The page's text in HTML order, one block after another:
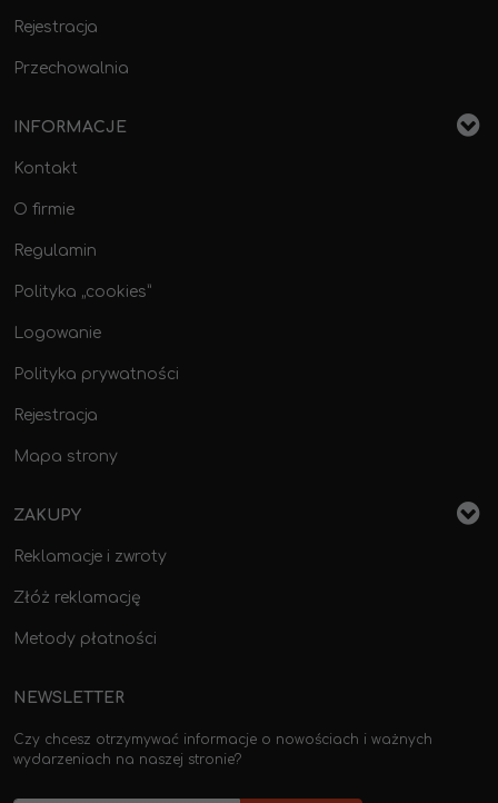
Rejestracja
Przechowalnia
INFORMACJE
Kontakt
O firmie
Regulamin
Polityka „cookies”
Logowanie
Polityka prywatności
Rejestracja
Mapa strony
ZAKUPY
Reklamacje i zwroty
Złóż reklamację
Metody płatności
NEWSLETTER
Czy chcesz otrzymywać informacje o nowościach i ważnych
wydarzeniach na naszej stronie?